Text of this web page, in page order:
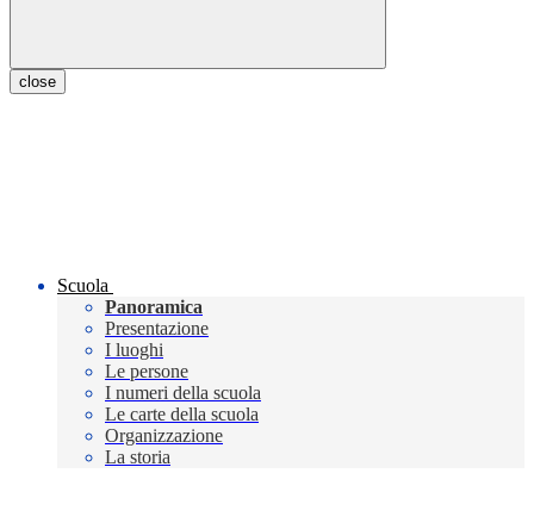
close
Scuola
Panoramica
Presentazione
I luoghi
Le persone
I numeri della scuola
Le carte della scuola
Organizzazione
La storia